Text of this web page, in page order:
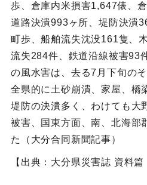
歩、倉庫内米損害1,647俵、
道路決潰993ヶ所、堤防決潰
町歩、船舶流失沈没161隻、
流失284件、鉄道沿線被害93
の風水害は、去る7月下旬の
全県的に土砂崩潰、家屋、橋
堤防の決潰多く、わけても大
被害、国東方面、南、北海部
た（大分合同新聞記事）
【出典：大分県災害誌 資料篇